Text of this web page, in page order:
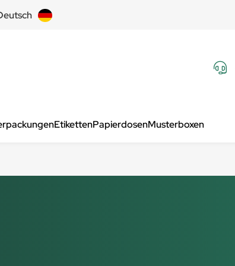
EtikettenPapierdosenMusterboxen